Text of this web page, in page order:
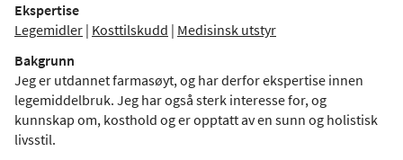
Ekspertise
Legemidler | Kosttilskudd | Medisinsk utstyr
Bakgrunn
Jeg er utdannet farmasøyt, og har derfor ekspertise innen
legemiddelbruk. Jeg har også sterk interesse for, og
kunnskap om, kosthold og er opptatt av en sunn og holistisk
livsstil.